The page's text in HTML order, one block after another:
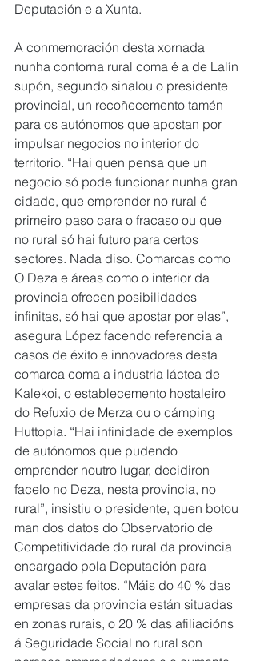
Deputación e a Xunta.
A conmemoración desta xornada
nunha contorna rural coma é a de Lalín
supón, segundo sinalou o presidente
provincial, un recoñecemento tamén
para os autónomos que apostan por
impulsar negocios no interior do
territorio. “Hai quen pensa que un
negocio só pode funcionar nunha gran
cidade, que emprender no rural é
primeiro paso cara o fracaso ou que
no rural só hai futuro para certos
sectores. Nada diso. Comarcas como
O Deza e áreas como o interior da
provincia ofrecen posibilidades
infinitas, só hai que apostar por elas”,
asegura López facendo referencia a
casos de éxito e innovadores desta
comarca coma a industria láctea de
Kalekoi, o establecemento hostaleiro
do Refuxio de Merza ou o cámping
Huttopia. “Hai infinidade de exemplos
de autónomos que pudendo
emprender noutro lugar, decidiron
facelo no Deza, nesta provincia, no
rural”, insistiu o presidente, quen botou
man dos datos do Observatorio de
Competitividade do rural da provincia
encargado pola Deputación para
avalar estes feitos. “Máis do 40 % das
empresas da provincia están situadas
en zonas rurais, o 20 % das afiliacións
á Seguridade Social no rural son